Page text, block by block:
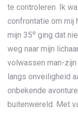
te controleren. Ik
confrontatie om mij
mijn 35e ging dat
weg naar mijn
volwassen man-
langs onveiligheid
onbekende
buitenwereld. Met